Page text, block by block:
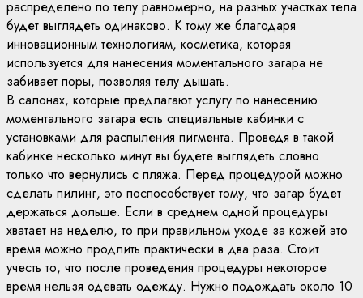
распределено по телу равномерно, на разных участках тела
будет выглядеть одинаково. К тому же благодаря
инновационным технологиям, косметика, которая
используется для нанесения моментального загара не
забивает поры, позволяя телу дышать.
В салонах, которые предлагают услугу по нанесению
моментального загара есть специальные кабинки с
установками для распыления пигмента. Проведя в такой
кабинке несколько минут вы будете выглядеть словно
только что вернулись с пляжа. Перед процедурой можно
сделать пилинг, это поспособствует тому, что загар будет
держаться дольше. Если в среднем одной процедуры
хватает на неделю, то при правильном уходе за кожей это
время можно продлить практически в два раза. Стоит
учесть то, что после проведения процедуры некоторое
время нельзя одевать одежду. Нужно подождать около 10